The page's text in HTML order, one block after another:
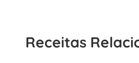
Receitas